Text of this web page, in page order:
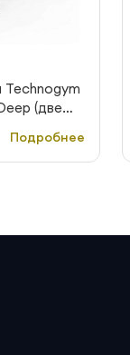
Technogym
(две
Подробнее